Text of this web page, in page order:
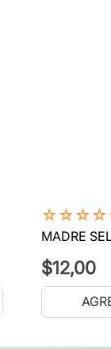
☆☆☆☆
MADRE
$12,00